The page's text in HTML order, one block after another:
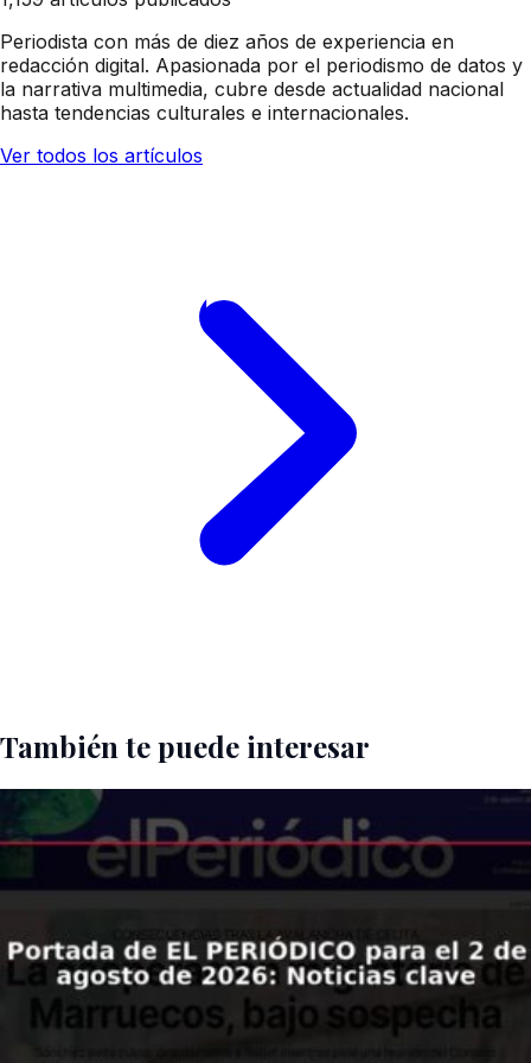
Periodista con más de diez años de experiencia en
redacción digital. Apasionada por el periodismo de datos y
la narrativa multimedia, cubre desde actualidad nacional
hasta tendencias culturales e internacionales.
Ver todos los artículos
También te puede interesar